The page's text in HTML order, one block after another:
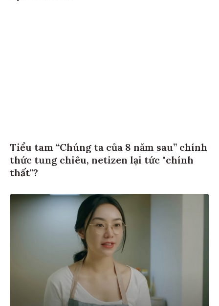
Tiểu tam “Chúng ta của 8 năm sau” chính
thức tung chiêu, netizen lại tức "chính
thất"?